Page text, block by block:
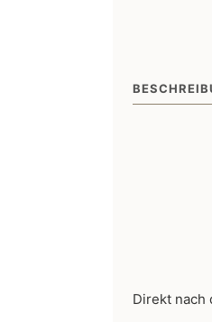
Direkt nach